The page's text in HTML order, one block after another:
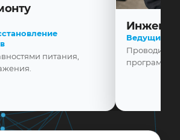
питания,
Ведущий
Проводит